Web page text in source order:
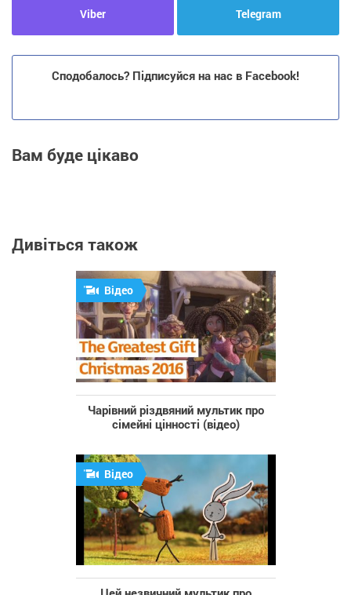
Viber Telegram
Сподобалось? Підписуйся на нас в Facebook!
Вам буде цікаво
Дивіться також
Відео
Чарівний різдвяний мультик про
сімейні цінності (відео)
Відео